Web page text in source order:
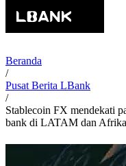
Beranda
/
Pusat Berita LBank
/
Stablecoin FX mendekati
bank di LATAM dan